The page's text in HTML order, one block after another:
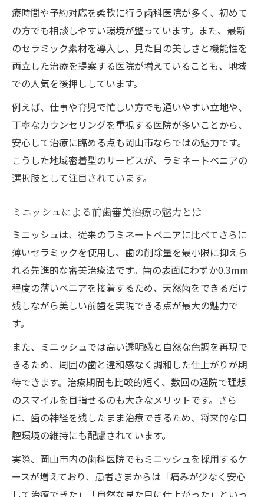
ミニッシュで実現する最小限の歯削除法
前歯治療で重要な削る量とその理由
ラミネートベニア術式の流れと注意点
安心して選べる低侵襲治療のポイント
療時間や予約対応を柔軟に行う歯科医院が多く、初めて
の方でも相談しやすい環境が整っています。また、最新
のセラミック素材を導入し、見た目の美しさと機能性を
両立した治療を提案する医院が増えていることも、地域
での人気を後押ししています。
例えば、仕事や育児で忙しい方でも通いやすい立地や、
丁寧なカウンセリングを重視する医院が多いことから、
安心して治療に臨める点も岡山市ならではの魅力です。
こうした地域密着型のサービスが、ラミネートベニアの
選択肢として注目されています。
ミニッシュによる前歯審美治療の魅力とは
ミニッシュは、従来のラミネートベニアに比べてさらに
薄いセラミックを使用し、歯の削除量を最小限に抑えら
れる先進的な審美治療法です。歯の表面にわずか0.3mm
程度の薄いベニアを接着するため、天然歯をできるだけ
残しながら美しい前歯を実現できる点が最大の魅力で
す。
また、ミニッシュでは高い透明感と自然な色調を再現で
きるため、周囲の歯と違和感なく調和した仕上がりが期
待できます。治療期間も比較的短く、数回の通院で理想
のスマイルを目指せるのも大きなメリットです。さら
に、歯の神経を残したまま治療できるため、将来的な口
腔環境の維持にも配慮されています。
実際、岡山市内の歯科医院でもミニッシュを採用するケ
ースが増えており、患者さまからは「痛みが少なく安心
して治療できた」「自然な見た目に仕上がった」といっ